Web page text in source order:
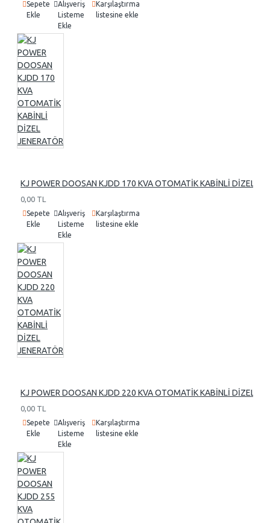
Sepete
Ekle
Alışveriş
Listeme
Ekle
Karşılaştırma
listesine ekle
KJ POWER DOOSAN KJDD 170 KVA OTOMATİK KABİNLİ DİZEL
0,00 TL
Sepete
Ekle
Alışveriş
Listeme
Ekle
Karşılaştırma
listesine ekle
KJ POWER DOOSAN KJDD 220 KVA OTOMATİK KABİNLİ DİZEL
0,00 TL
Sepete
Ekle
Alışveriş
Listeme
Ekle
Karşılaştırma
listesine ekle